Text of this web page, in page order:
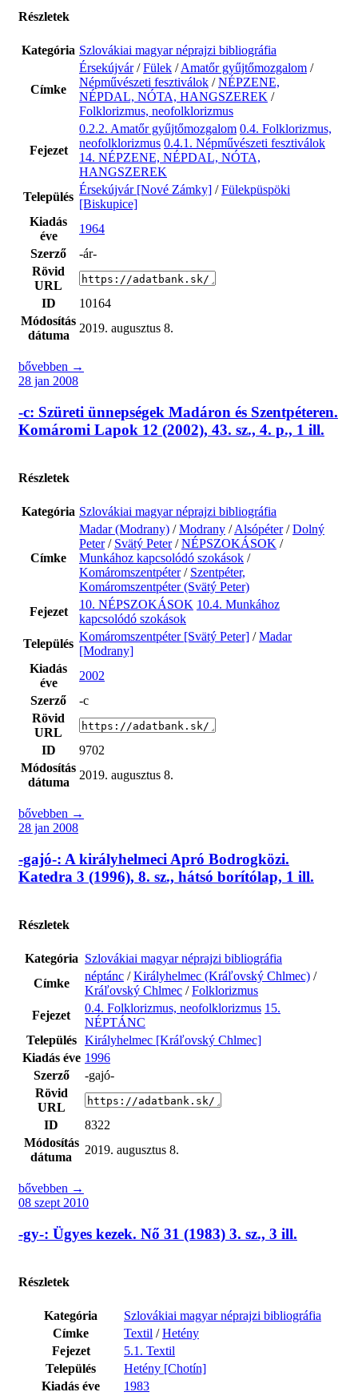
Részletek
Kategória Szlovákiai magyar néprajzi bibliográfia
Címke
Érsekújvár/Fülek /Amatőr gyűjtőmozgalom /
Népművészeti fesztiválok /NÉPZENE,
NÉPDAL, NÓTA, HANGSZEREK /
Folklorizmus, neofolklorizmus
Fejezet
0.2.2. Amatőr gyűjtőmozgalom 0.4. Folklorizmus,
neofolklorizmus 0.4.1. Népművészeti fesztiválok
14. NÉPZENE, NÉPDAL, NÓTA,
HANGSZEREK
Település
Érsekújvár [Nové Zámky] /Fülekpüspöki
[Biskupice]
Kiadás
éve
1964
Szerző
-ár-
Rövid
URL
ID
10164
Módosítás
dátuma
2019. augusztus 8.
bővebben →
28 jan 2008
-c: Szüreti ünnepségek Madáron és Szentpéteren.
Komáromi Lapok 12 (2002), 43. sz., 4. p., 1 ill.
Részletek
Kategória Szlovákiai magyar néprajzi bibliográfia
Címke
Madar (Modrany) /Modrany /Alsópéter/Dolný
Peter/ Svätý Peter/NÉPSZOKÁSOK /
Munkához kapcsolódó szokások /
Komáromszentpéter/ Szentpéter,
Komáromszentpéter (Svätý Peter)
Fejezet
10. NÉPSZOKÁSOK 10.4. Munkához
kapcsolódó szokások
Település
Komáromszentpéter [Svätý Peter] /Madar
[Modrany]
Kiadás
éve
2002
Szerző
-c
Rövid
URL
ID
9702
Módosítás
dátuma
2019. augusztus 8.
bővebben →
28 jan 2008
-gajó-: A királyhelmeci Apró Bodrogközi.
Katedra 3 (1996), 8. sz., hátsó borítólap, 1 ill.
Részletek
Kategória Szlovákiai magyar néprajzi bibliográfia
Címke
néptánc /Királyhelmec (Kráľovský Chlmec) /
Kráľovský Chlmec /Folklorizmus
Fejezet
0.4. Folklorizmus, neofolklorizmus 15.
NÉPTÁNC
Település
Királyhelmec [Kráľovský Chlmec]
Kiadás éve 1996
Szerző
-gajó-
Rövid
URL
ID
8322
Módosítás
dátuma
2019. augusztus 8.
bővebben →
08 szept 2010
-gy-: Ügyes kezek. Nő 31 (1983) 3. sz., 3 ill.
Részletek
Kategória
Szlovákiai magyar néprajzi bibliográfia
Címke
Textil /Hetény
Fejezet
5.1. Textil
Település
Hetény [Chotín]
Kiadás éve
1983